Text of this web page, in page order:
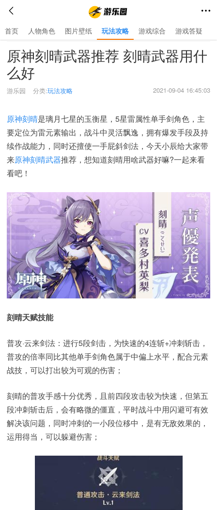
首页 人物角色 图片壁纸 玩法攻略 游戏综合 游戏答疑
首页 玩法攻略
原神刻晴武器推荐 刻晴武器用什
么好
游乐园 2021-09-04 16:45:03
分类:玩法攻略
原神刻晴是璃月七星的玉衡星，5星雷属性单手剑角色，主
要定位为雷元素输出，战斗中灵活飘逸，拥有爆发手段及持
续作战能力，同时还擅使一手屁斜剑法，今天小辰给大家带
来原神刻晴武器推荐，想知道刻晴用啥武器好嘛?一起来看
看吧！
刻晴天赋技能
普攻·云来剑法：进行5段剑击，为快速的4连斩+冲刺斩击，
普攻的倍率同比其他单手剑角色属于中偏上水平，配合元素
战技，可以打出较为可观的伤害；
刻晴的普攻手感十分优秀，且前四段攻击较为快速，但第五
段冲刺斩击后，会有略微的僵直，平时战斗中用闪避可有效
解决该问题，同时冲刺的一小段位移中，是有无敌效果的，
运用得当，可以躲避伤害；